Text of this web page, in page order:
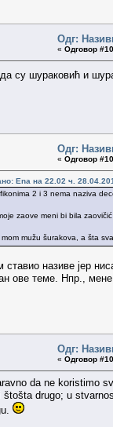
Одг:
« Одговор
су шураковић и
Одг:
« Одговор
Ena на 22.02 ч.
2 i 3 nema naziva
zaove meni bi bila
mužu šurakova, a šta
ставио називе јер
ове теме. Нпр.,
Одг:
« Одговор
da ne koristimo
štošta drugo; u